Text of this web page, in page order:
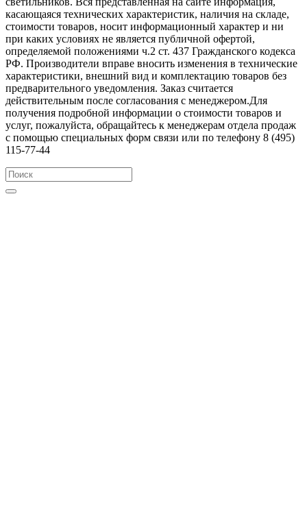
касающаяся технических характеристик, наличия на складе,
стоимости товаров, носит информационный характер и ни
при каких условиях не является публичной офертой,
определяемой положениями ч.2 ст. 437 Гражданского кодекса
РФ. Производители вправе вносить изменения в технические
характеристики, внешний вид и комплектацию товаров без
предварительного уведомления. Заказ считается
действительным после согласования с менеджером.Для
получения подробной информации о стоимости товаров и
услуг, пожалуйста, обращайтесь к менеджерам отдела продаж
с помощью специальных форм связи или по телефону 8 (495)
115-77-44